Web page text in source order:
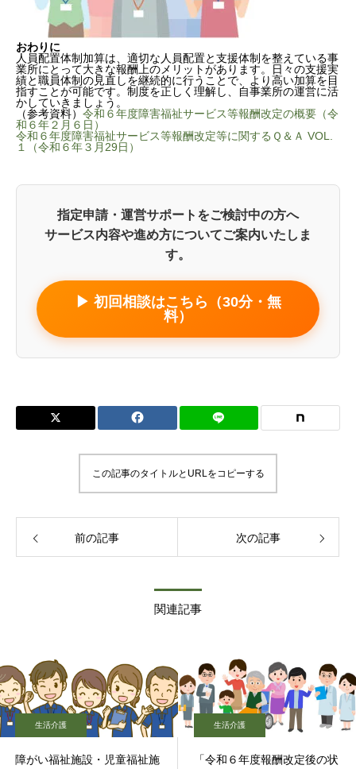
おわりに
人員配置体制加算は、適切な人員配置と支援体制を整えている事
業所にとって大きな報酬上のメリットがあります。日々の支援実
績と職員体制の見直しを継続的に行うことで、より高い加算を目
指すことが可能です。制度を正しく理解し、自事業所の運営に活
かしていきましょう。
（参考資料） 令和６年度障害福祉サービス等報酬改定の概要（令
和６年２月６日）
令和６年度障害福祉サービス等報酬改定等に関するＱ＆Ａ VOL.
１（令和６年３月29日）
指定申請・運営サポートをご検討中の方へ
サービス内容や進め方についてご案内いたしま
す。
▶ 初回相談はこちら（30分・無
料）
この記事のタイトルとURLをコピーする
前の記事 次の記事
関連記事
生活介護
障がい福祉施設・児童福祉施
生活介護
「令和６年度報酬改定後の状
人員配置体制加算の概要